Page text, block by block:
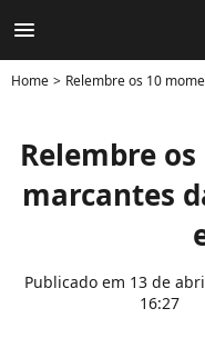
menu
Home Relembre os 10
Relembre
marcantes
Publicado em 13 de
16:27